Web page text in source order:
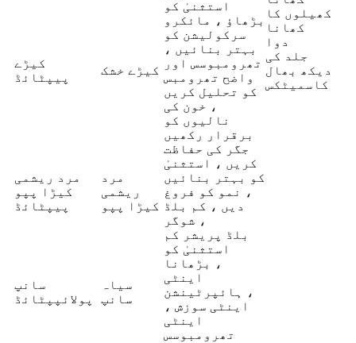
کھیلوں کا
کھانا
دوا
جلد کی
دیکھ بھال
کاسمیٹکس
کیڑے
پیپٹائڈ
کیڑے خشک
استثنیٰ کو
بڑھاؤ ، مائکرو
سرکولیشن کو
بہتر بنائیں ،
تھرومبوسس اور
واضح تھرومبس
کو تحلیل کریں
، خون کی
نالیوں کو
برقرار رکھیں
مرد ریشمی
کیڑا پپو
پیپٹائڈ
مرد
ریشمی
کیڑا پپو
جگر کی حفاظت
کریں ، استثنیٰ
کو بہتر بنائیں
، نمو کو فروغ
دیں ، کم بلڈ
شوگر ،
بلڈ پریشر کم
سانپ
پولائپپٹائڈ
سیاہ
سانپ
استثنیٰ کو
بڑھانا ،
اینٹی
ہائپرٹینشن ،
اینٹی سوزش ،
اینٹی
تھرومبوسس